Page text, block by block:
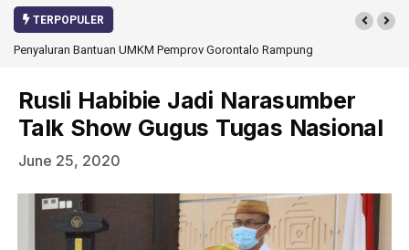
TERPOPULER
Gorontalo RampungGorontalo Ikut Dukung Program SMA Unggul Garuda
Rusli Habibie Jadi Narasumber
Talk Show Gugus Tugas Nasional
June 25, 2020